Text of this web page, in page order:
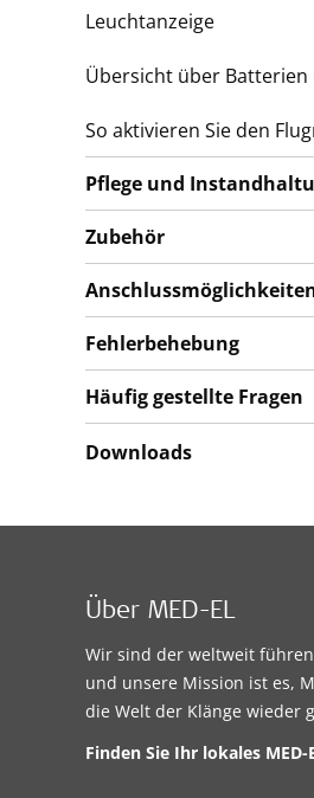
Leuchtanzeige
Übersicht über Batterien
So aktivieren Sie den
Pflege und
Zubehör
Fehlerbehebung
Häufig gestellte Fragen
Downloads
Über MED-EL
Wir sind der weltweit
und unsere Mission ist es,
die Welt der Klänge wieder
Finden Sie Ihr lokales MED-